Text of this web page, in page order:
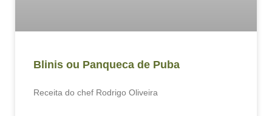
Blinis ou Panqueca de Puba
Receita do chef Rodrigo Oliveira